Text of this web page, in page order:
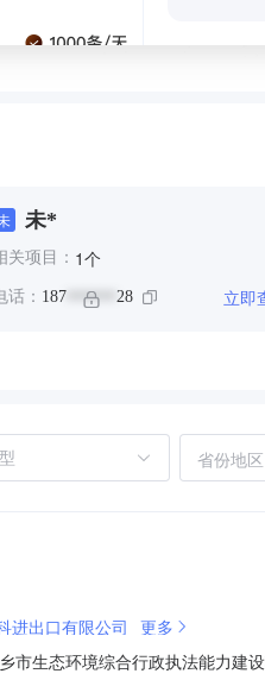
未*
关项目： 1个
话： 187 ****** 28 立即
省份地区
进出口有限公司 更多
生态环境综合行政执法能力建